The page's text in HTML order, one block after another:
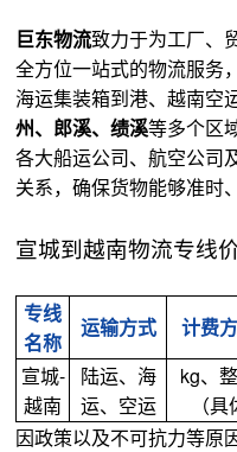
巨东物流致力于为工厂、
全方位一站式的物流服务
海运集装箱到港、越南空
州、郎溪、绩溪等多个区
各大船运公司、航空公司
关系，确保货物能够准时
宣城到越南物流专线价
专线
名称
运输方式 计费
宣城-
越南
陆运、海
运、空运
kg、
（
因政策以及不可抗力等原